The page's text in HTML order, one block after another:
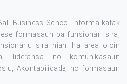
Business School informa katak
formasaun ba funsionári sira,
sira nian iha área oioin
lideransa no komunikasaun
Akontabilidade, no formasaun